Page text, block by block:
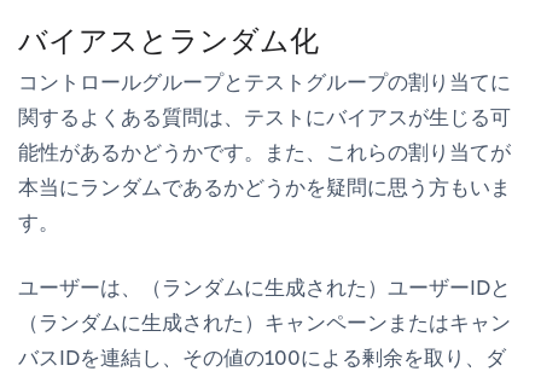
バイアスとランダム化
コントロールグループとテストグループの割り当てに
関するよくある質問は、テストにバイアスが生じる可
能性があるかどうかです。また、これらの割り当てが
本当にランダムであるかどうかを疑問に思う方もいま
す。
ユーザーは、（ランダムに生成された）ユーザーIDと
（ランダムに生成された）キャンペーンまたはキャン
バスIDを連結し、その値の100による剰余を取り、ダ